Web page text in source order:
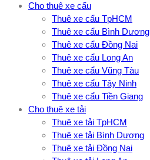
Cho thuê xe cẩu
Thuê xe cẩu TpHCM
Thuê xe cẩu Bình Dương
Thuê xe cẩu Đồng Nai
Thuê xe cẩu Long An
Thuê xe cẩu Vũng Tàu
Thuê xe cẩu Tây Ninh
Thuê xe cẩu Tiền Giang
Cho thuê xe tải
Thuê xe tải TpHCM
Thuê xe tải Bình Dương
Thuê xe tải Đồng Nai